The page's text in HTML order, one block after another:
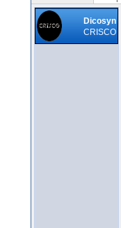
Dicosyn
CRISCO